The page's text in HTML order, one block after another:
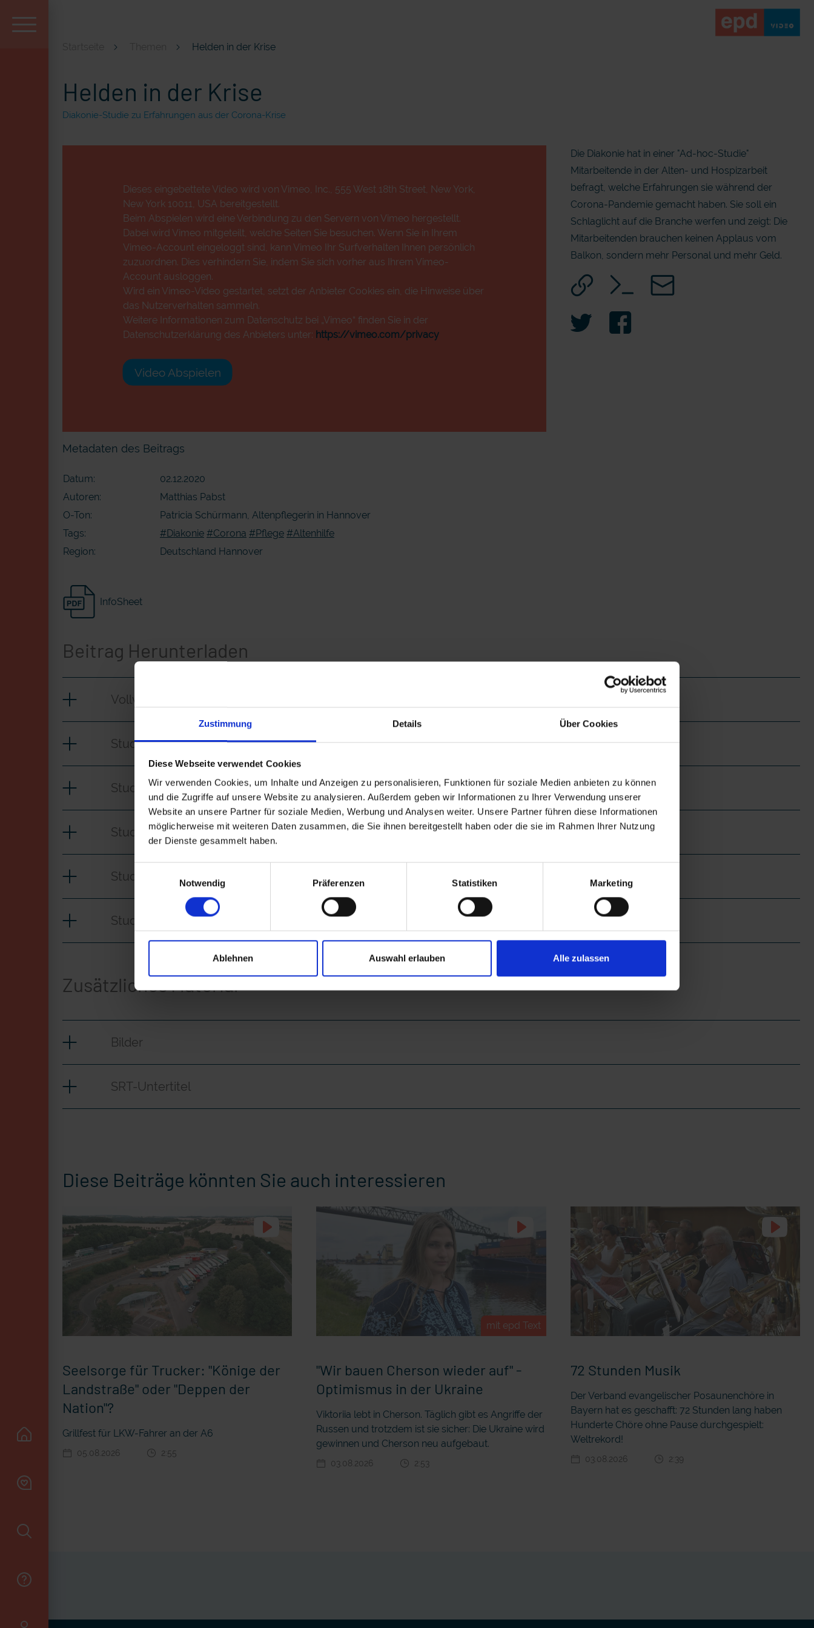
Zustimmung Details Über Cookies
Diese Webseite verwendet Cookies
Wir verwenden Cookies, um Inhalte und Anzeigen zu personalisieren, Funktionen für soziale Medien anbieten zu können
und die Zugriffe auf unsere Website zu analysieren. Außerdem geben wir Informationen zu Ihrer Verwendung unserer
Website an unsere Partner für soziale Medien, Werbung und Analysen weiter. Unsere Partner führen diese Informationen
möglicherweise mit weiteren Daten zusammen, die Sie ihnen bereitgestellt haben oder die sie im Rahmen Ihrer Nutzung
der Dienste gesammelt haben.
Notwendig
Präferenzen Statistiken Marketing
Ablehnen Auswahl erlauben Alle zulassen
Helden in der Krise
Helden in der Krise
Diakonie-Studie zu Erfahrungen aus der Corona-Krise
Dieses eingebettete Video wird von Vimeo, Inc., 555 West 18th Street, New York,
New York 10011, USA bereitgestellt.
Beim Abspielen wird eine Verbindung zu den Servern von Vimeo hergestellt.
Dabei wird Vimeo mitgeteilt, welche Seiten Sie besuchen. Wenn Sie in Ihrem
Vimeo-Account eingeloggt sind, kann Vimeo Ihr Surfverhalten Ihnen persönlich
zuzuordnen. Dies verhindern Sie, indem Sie sich vorher aus Ihrem Vimeo-
Account ausloggen.
Wird ein Vimeo-Video gestartet, setzt der Anbieter Cookies ein, die Hinweise über
das Nutzerverhalten sammeln.
Weitere Informationen zum Datenschutz bei „Vimeo“ finden Sie in der
Datenschutzerklärung des Anbieters unter: https://vimeo.com/privacy
Video Abspielen
Die Diakonie hat in einer "Ad-hoc-Studie"
Mitarbeitende in der Alten- und Hospizarbeit
befragt, welche Erfahrungen sie während der
Corona-Pandemie gemacht haben. Sie soll ein
Schlaglicht auf die Branche werfen und zeigt: Die
Mitarbeitenden brauchen keinen Applaus vom
Balkon, sondern mehr Personal und mehr Geld.
Metadaten des Beitrags
Datum:
02.12.2020
Autoren:
Matthias Pabst
O-Ton:
Patricia Schürmann, Altenpflegerin in Hannover
Tags:
#Diakonie #Corona #Pflege #Altenhilfe
Region:
Deutschland Hannover
InfoSheet
Beitrag Herunterladen
Vollversion
Studie Pflege_CLEAN
Studie Pflege_iT
Studie Pflege_mit Lilie
Studie Pflege_mit Lilie_CLEAN
Studie Pflege_mit Lilie_iT
Zusätzliches Material
Bilder
SRT-Untertitel
Diese Beiträge könnten Sie auch interessieren
Seelsorge für Trucker: "Könige der
Landstraße" oder "Deppen der
Nation"?
Grillfest für LKW-Fahrer an der A6
05.08.2026 2:55
mit epd Text
"Wir bauen Cherson wieder auf" -
Optimismus in der Ukraine
Viktoriia lebt in Cherson. Täglich gibt es Angriffe der
Russen und trotzdem ist sie sicher: Die Ukraine wird
gewinnen und Cherson neu aufgebaut.
03.08.2026 2:53
72 Stunden Musik
Der Verband evangelischer Posaunenchöre in
Bayern hat es geschafft: 72 Stunden lang haben
Hunderte Chöre ohne Pause durchgespielt:
Weltrekord!
03.08.2026 2:39